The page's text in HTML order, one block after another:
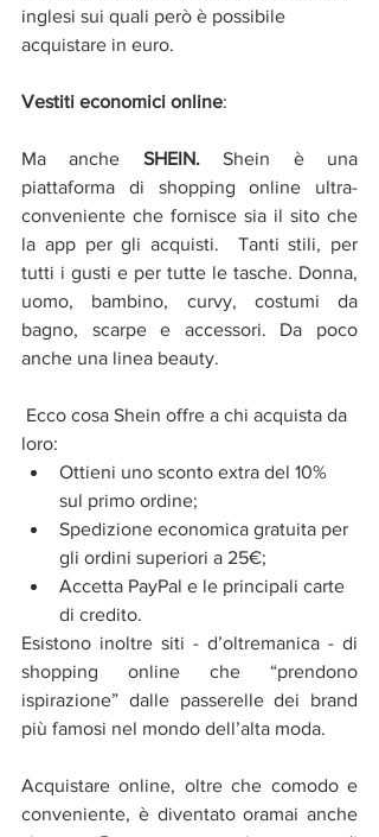
inglesi sui quali però è possibile
acquistare in euro.
Vestiti economici online:
Ma anche SHEIN. Shein è una
piattaforma di shopping online ultra-
conveniente che fornisce sia il sito che
la app per gli acquisti.  Tanti stili, per
tutti i gusti e per tutte le tasche. Donna,
uomo, bambino, curvy, costumi da
bagno, scarpe e accessori. Da poco
anche una linea beauty.
loro:
Ottieni uno sconto extra del 10%
sul primo ordine;
Spedizione economica gratuita per
gli ordini superiori a 25€;
Accetta PayPal e le principali carte
di credito.
Esistono inoltre siti - d’oltremanica - di
shopping online che “prendono
ispirazione” dalle passerelle dei brand
più famosi nel mondo dell’alta moda.
Acquistare online, oltre che comodo e
conveniente, è diventato oramai anche